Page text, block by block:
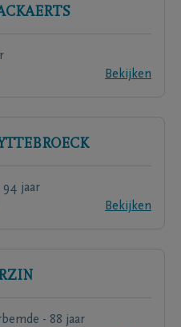
Bekijken
94 jaar
Bekijken
- 88 jaar